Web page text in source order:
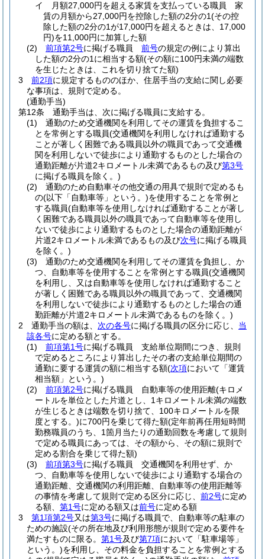
イ
月額27,000円を超える家賃を支払っている職員 家
賃の月額から27,000円を控除した額の2分の1(その控
除した額の2分の1が17,000円を超えるときは、17,000
円)を11,000円に加算した額
(2)
前項第2号に掲げる職員 前号の規定の例により算出
した額の2分の1に相当する額(その額に100円未満の端数
を生じたときは、これを切り捨てた額)
3
前2項に規定するもののほか、住居手当の支給に関し必要
な事項は、規則で定める。
(通勤手当)
第12条
通勤手当は、次に掲げる職員に支給する。
(1)
通勤のため交通機関を利用してその運賃を負担するこ
とを常例とする職員(交通機関を利用しなければ通勤する
ことが著しく困難である職員以外の職員であって交通機
関を利用しないで徒歩により通勤するものとした場合の
通勤距離が片道2キロメートル未満であるもの及び第3号
に掲げる職員を除く。)
(2)
通勤のため自動車その他交通の用具で規則で定めるも
の(以下「自動車等」という。)を使用することを常例と
する職員(自動車等を使用しなければ通勤することが著し
く困難である職員以外の職員であって自動車等を使用し
ないで徒歩により通勤するものとした場合の通勤距離が
片道2キロメートル未満であるもの及び次号に掲げる職員
を除く。)
(3)
通勤のため交通機関を利用してその運賃を負担し、か
つ、自動車等を使用することを常例とする職員(交通機関
を利用し、又は自動車等を使用しなければ通勤すること
が著しく困難である職員以外の職員であって、交通機関
を利用しないで徒歩により通勤するものとした場合の通
勤距離が片道2キロメートル未満であるものを除く。)
2
通勤手当の額は、 次の各号に掲げる職員の区分に応じ、 当
該各号に定める額とする。
(1)
前項第1号に掲げる職員 支給単位期間につき、規則
で定めるところにより算出したその者の支給単位期間の
通勤に要する運賃の額に相当する額(次項において「運賃
相当額」という。)
(2)
前項第2号に掲げる職員 自動車等の使用距離(キロメ
ートルを単位とした片道とし、1キロメートル未満の端数
が生じるときは端数を切り捨て、100キロメートルを限
度とする。)に700円を乗じて得た額(定年前再任用短時間
勤務職員のうち、1箇月当たりの通勤回数を考慮して規則
で定める職員にあっては、その額から、その額に規則で
定める割合を乗じて得た額)
(3)
前項第3号に掲げる職員 交通機関を利用せず、か
つ、自動車等を使用しないで徒歩により通勤する場合の
通勤距離、交通機関の利用距離、自動車等の使用距離等
の事情を考慮して規則で定める区分に応じ、 前2号に定め
る額、 第1号に定める額又は前号に定める額
3
第1項第2号又は第3号に掲げる職員で、自動車等の駐車の
ための施設(その所在地及び利用形態が規則で定める要件を
満たすものに限る。 第1号及び第7項において「駐車場等」
という。)を利用し、その料金を負担することを常例とする